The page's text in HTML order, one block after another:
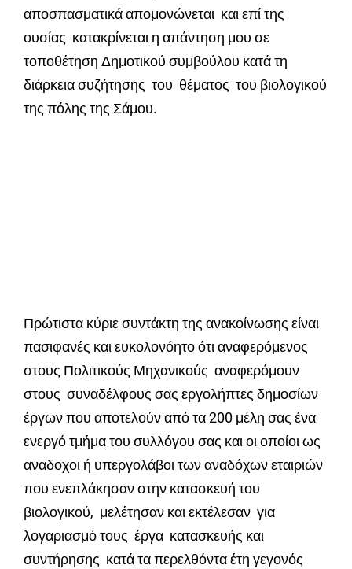
αποσπασματικά απομονώνεται και επί της
ουσίας κατακρίνεται η απάντηση μου σε
τοποθέτηση Δημοτικού συμβούλου κατά τη
διάρκεια συζήτησης του θέματος του βιολογικού
της πόλης της Σάμου.
Πρώτιστα κύριε συντάκτη της ανακοίνωσης είναι
πασιφανές και ευκολονόητο ότι αναφερόμενος
στους Πολιτικούς Μηχανικούς αναφερόμουν
στους συναδέλφους σας εργολήπτες δημοσίων
έργων που αποτελούν από τα 200 μέλη σας ένα
ενεργό τμήμα του συλλόγου σας και οι οποίοι ως
αναδοχοι ή υπεργολάβοι των αναδόχων εταιριών
που ενεπλάκησαν στην κατασκευή του
βιολογικού, μελέτησαν και εκτέλεσαν για
λογαριασμό τους έργα κατασκευής και
συντήρησης κατά τα περελθόντα έτη γεγονός